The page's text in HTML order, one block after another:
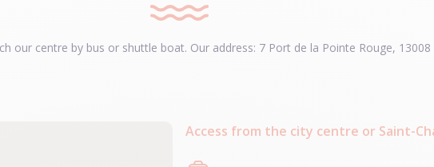
our centre by bus or shuttle boat. Our address: 7 Port de la Pointe Rouge, 13008
Access from the city centre or Saint-